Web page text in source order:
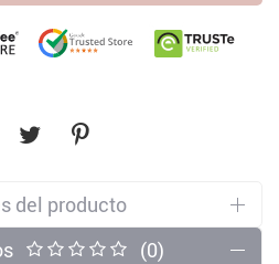
del producto
(0)